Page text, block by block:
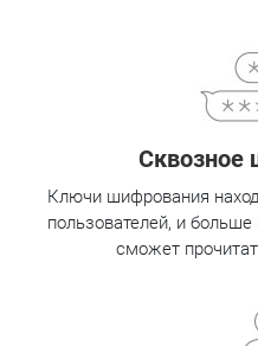
Сквозное
Ключи шифрования
пользователей, и
сможет